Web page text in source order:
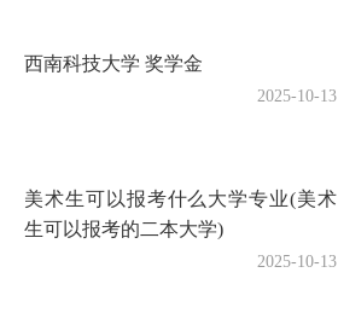
西南科技大学 奖学金
2025-10-13
美术生可以报考什么大学专业(美术
生可以报考的二本大学)
2025-10-13